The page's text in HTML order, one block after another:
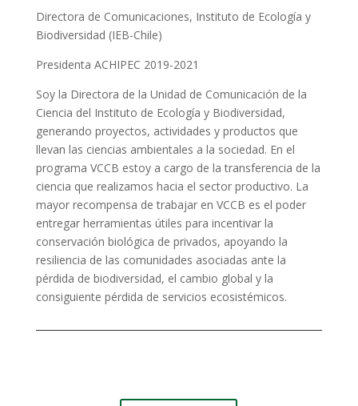
Directora de Comunicaciones, Instituto de Ecología y
Biodiversidad (IEB-Chile)
Presidenta ACHIPEC 2019-2021
Soy la Directora de la Unidad de Comunicación de la
Ciencia del Instituto de Ecología y Biodiversidad,
generando proyectos, actividades y productos que
llevan las ciencias ambientales a la sociedad. En el
programa VCCB estoy a cargo de la transferencia de la
ciencia que realizamos hacia el sector productivo. La
mayor recompensa de trabajar en VCCB es el poder
entregar herramientas útiles para incentivar la
conservación biológica de privados, apoyando la
resiliencia de las comunidades asociadas ante la
pérdida de biodiversidad, el cambio global y la
consiguiente pérdida de servicios ecosistémicos.